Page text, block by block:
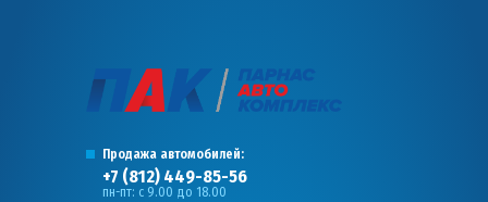
Продажа автомобилей:
+7 (812) 449-85-56
пн-пт: с 9.00 до 18.00